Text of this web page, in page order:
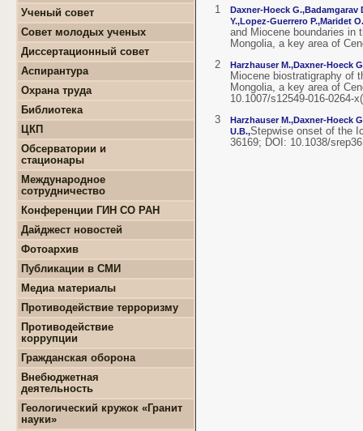
+
Программы Отделения
наук о Земле РАН
+ Проекты Комплексной
программы Сибирского
отделения РАН
Ученый совет
Совет молодых ученых
+
+
Список молодых ученых
+
Положение о СМУ ГИН
СО РАН
+ ФЦП "ЖИЛИЩЕ"
+ Популяризация науки
Диссертационный совет
Аспирантура
+
деятельность
+ Информация для
поступающих
+ Поступление в ВУЗ
онлайн
+ Аттестация аспирантов
+ Личные кабинеты
аспирантов
+
Нормативные документы
+
Полезные ссылки
Охрана труда
Библиотека
ЦКП
+
+ Оборудование
+
образцов
+ Документы
Обсерватории и
стационары
+
+ Обсерватории
+
Стационары
+
Контакты
Международное
сотрудничество
Конференции ГИН СО РАН
Дайджест новостей
+
Геология
+ Месторождения
+ Землятрясения
+
Вулканы
+
+ Экономика
+ Палеонтология
+ Интересно
Фотоархив
Публикации в СМИ
Медиа материалы
Противодействие терроризму
Противодействие
коррупции
+
Нормативно-правовые и
иные акты в сфере
противодействия
коррупции
+
Методические
материалы
+ Формы документов,
Гражданская оборона
Внебюджетная
деятельность
+
Геологоразведочные
работы
Геотехнические
Геологический кружок «Гранит
науки»
1
Daxner-Hoeck G.,Badamgarav
Y.,Lopez-Guerrero P.,Maridet
and Miocene boundaries in
Mongolia, a key area of
2
Harzhauser M.,Daxner-Hoeck
Miocene biostratigraphy of
Mongolia, a key area of
10.1007/s12549-016-
3
Harzhauser M.,Daxner-Hoeck
U.B.,Stepwise onset of the
36169; DOI: 10.1038/